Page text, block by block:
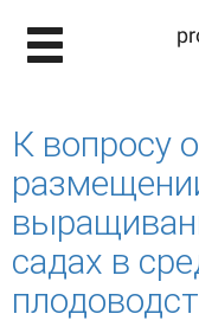
К вопросу
садах в